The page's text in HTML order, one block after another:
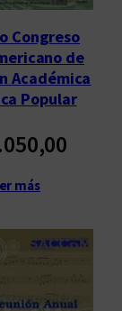
Congreso
de
Académica
Popular
más